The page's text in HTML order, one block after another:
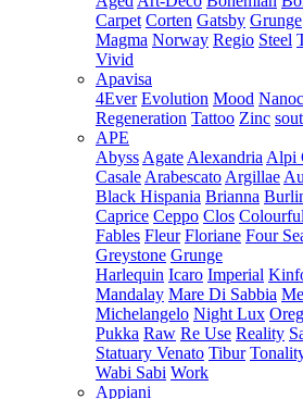
Carpet Corten Gatsby Grunge
Magma Norway Regio Steel
Vivid
Apavisa
4Ever Evolution Mood
Regeneration Tattoo Zinc
APE
Abyss Agate Alexandria Alpi
Casale Arabescato Argillae
Black Hispania Brianna
Caprice Ceppo Clos Colourful
Fables Fleur Floriane Four
Greystone Grunge
Harlequin Icaro Imperial
Mandalay Mare Di Sabbia
Michelangelo Night Lux
Pukka Raw Re Use Reality
Statuary Venato Tibur
Wabi Sabi Work
Appiani